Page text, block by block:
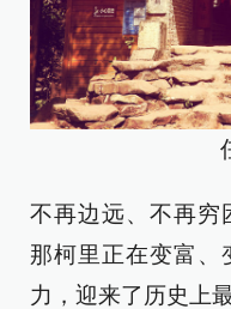
不再边远、不再穷
那柯里正在变富、
力，迎来了历史上